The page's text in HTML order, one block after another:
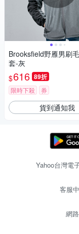
Brooksfield野雁男刷
套-灰
$616 89折
限時下殺 券
貨到通知我
Yahoo台灣電
客服
網